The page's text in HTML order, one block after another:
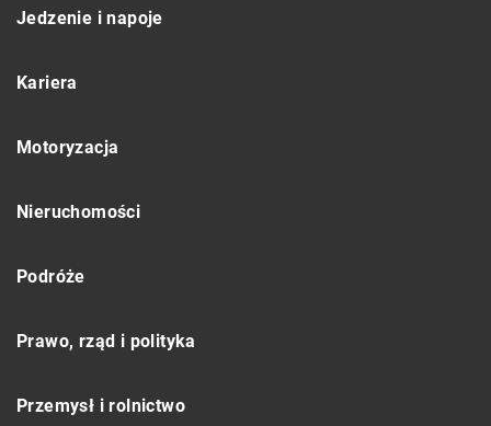
Jedzenie i napoje
Kariera
Motoryzacja
Nieruchomości
Podróże
Prawo, rząd i polityka
Przemysł i rolnictwo